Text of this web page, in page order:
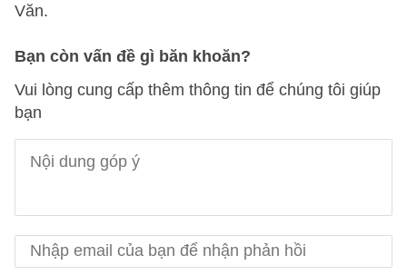
Văn.
Bạn còn vấn đề gì băn khoăn?
Vui lòng cung cấp thêm thông tin để chúng tôi giúp
bạn